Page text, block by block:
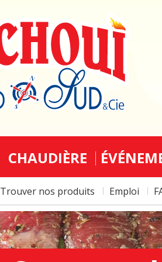
CHAUDIÈRE
5
Trouver nos produits Emploi